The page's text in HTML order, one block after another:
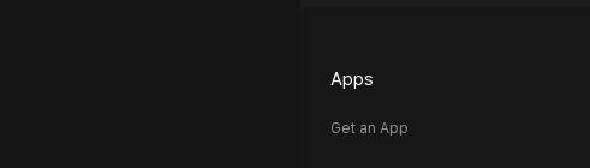
Apps
Get an App